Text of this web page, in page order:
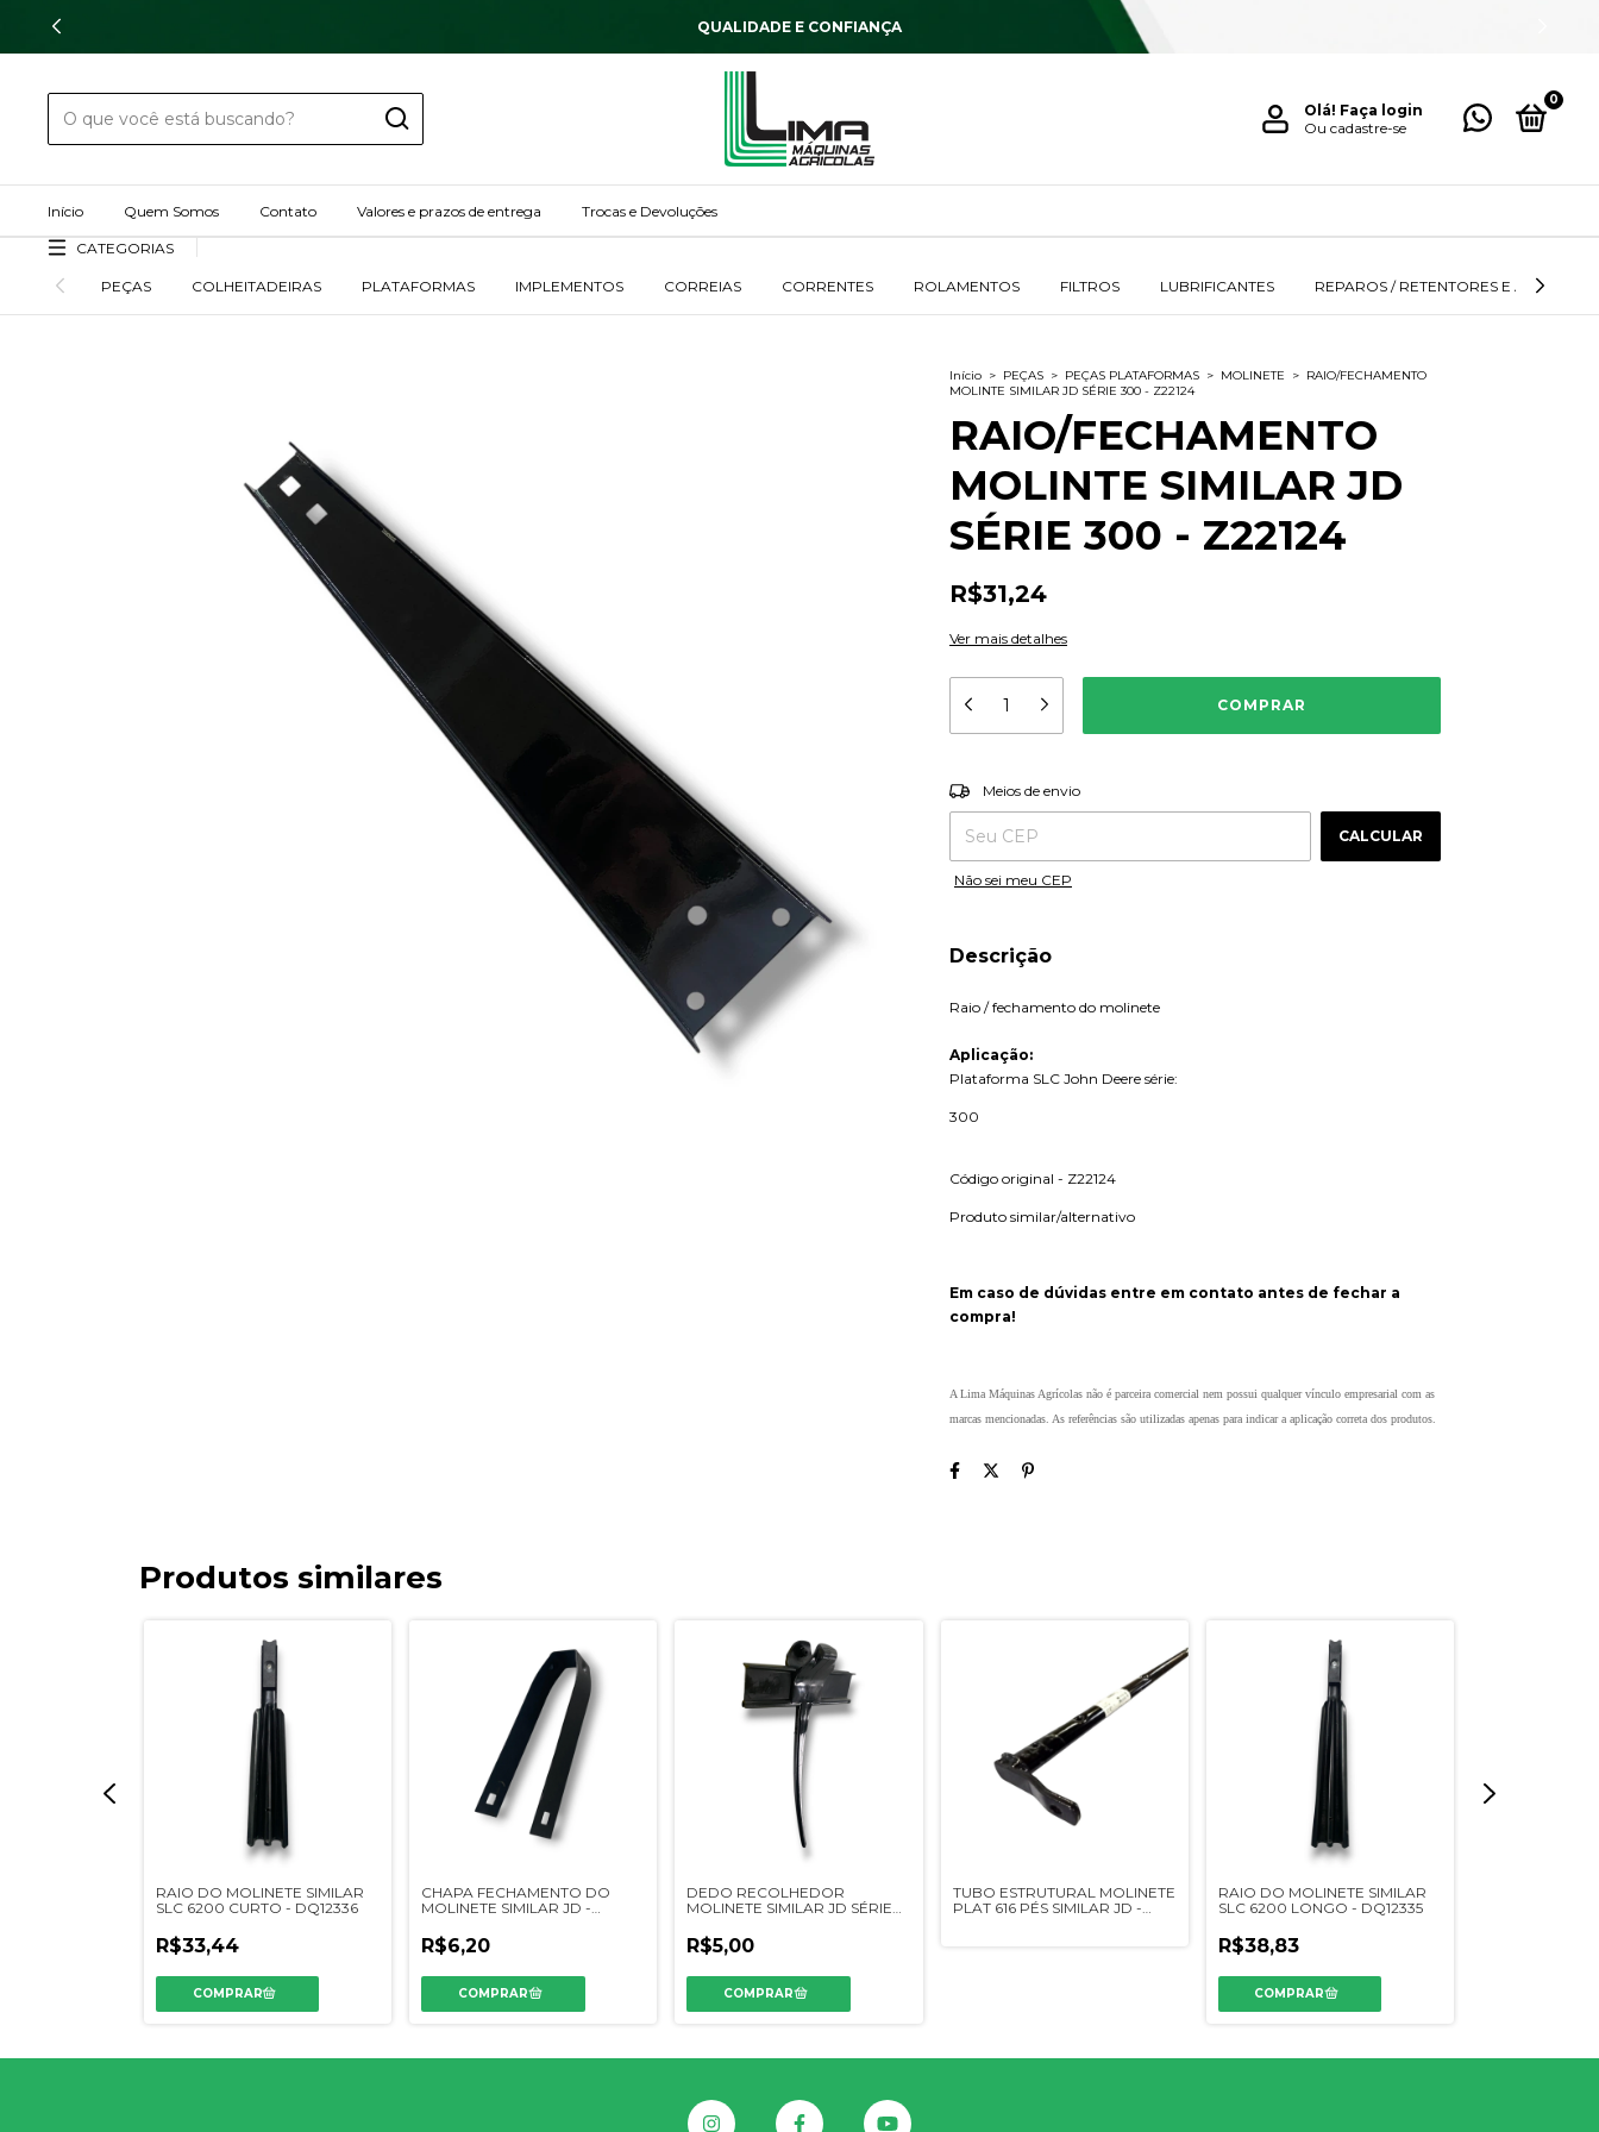
DESCONTOS DE ATÉ 9% OFF
Olá! Faça login
Ou cadastre-se
0
Início Quem Somos Contato Valores e prazos de entrega Trocas e Devoluções
CATEGORIAS
PEÇAS COLHEITADEIRAS PLATAFORMAS IMPLEMENTOS CORREIAS CORRENTES ROLAMENTOS FILTROS LUBRIFICANTES REPAROS / RETENTORES E ANÉIS
Início > PEÇAS > PEÇAS PLATAFORMAS > MOLINETE > RAIO/FECHAMENTO
MOLINTE SIMILAR JD SÉRIE 300 - Z22124
RAIO/FECHAMENTO
MOLINTE SIMILAR JD
SÉRIE 300 - Z22124
R$31,24
Ver mais detalhes
Entregas para o CEP:
Meios de envio
CALCULAR
Não sei meu CEP
Descrição
Raio / fechamento do molinete
Aplicação:
Plataforma SLC John Deere série:
300
Código original - Z22124
Produto similar/alternativo
Em caso de dúvidas entre em contato antes de fechar a
compra!
A Lima Máquinas Agrícolas não é parceira comercial nem possui qualquer vínculo empresarial com as
marcas mencionadas. As referências são utilizadas apenas para indicar a aplicação correta dos produtos.
Produtos similares
RAIO DO MOLINETE SIMILAR
SLC 6200 CURTO - DQ12336
R$33,44
CHAPA FECHAMENTO DO
MOLINETE SIMILAR JD -
R$6,20
DEDO RECOLHEDOR
MOLINETE SIMILAR JD SÉRIE
R$5,00
TUBO ESTRUTURAL MOLINETE
PLAT 616 PÉS SIMILAR JD -
RAIO DO MOLINETE SIMILAR
SLC 6200 LONGO - DQ12335
R$38,83